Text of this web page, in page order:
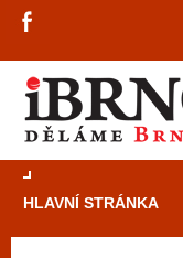
HLAVNÍ STRÁNKA